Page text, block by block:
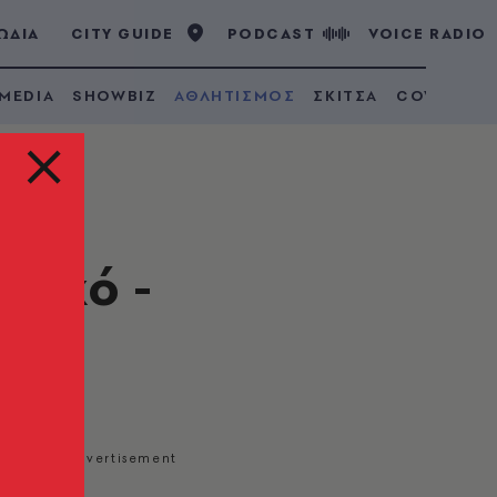
CITY GUIDE PODCAST VOICE RADIO
SHOWBIZ ΑΘΛΗΤΙΣΜΟΣ ΣΚΙΤΣΑ COVID 19
-